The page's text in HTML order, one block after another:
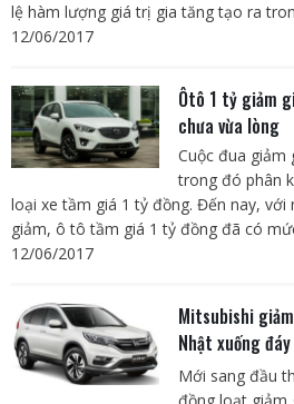
lệ hàm lượng giá trị gia tăng tạo ra
12/06/2017
Ôtô 1 tỷ giảm
chưa vừa lòng
Cuộc đua giảm
trong đó phân
loại xe tầm giá 1 tỷ đồng. Đến nay,
giảm, ô tô tầm giá 1 tỷ đồng đã có
12/06/2017
Mitsubishi
Nhật xuống
Mới sang đầu
đồng loạt giảm